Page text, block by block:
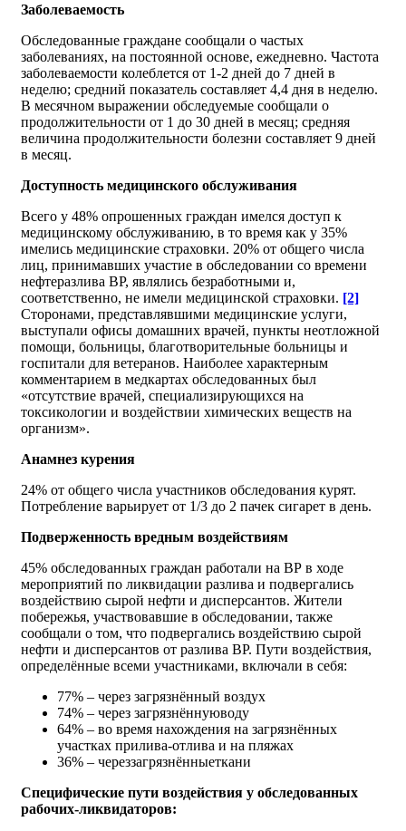
Заболеваемость
Обследованные граждане сообщали о частых
заболеваниях, на постоянной основе, ежедневно. Частота
заболеваемости колеблется от 1-2 дней до 7 дней в
неделю; средний показатель составляет 4,4 дня в неделю.
В месячном выражении обследуемые сообщали о
продолжительности от 1 до 30 дней в месяц; средняя
величина продолжительности болезни составляет 9 дней
в месяц.
Доступность медицинского обслуживания
Всего у 48% опрошенных граждан имелся доступ к
медицинскому обслуживанию, в то время как у 35%
имелись медицинские страховки. 20% от общего числа
лиц, принимавших участие в обследовании со времени
нефтеразлива ВР, являлись безработными и,
соответственно, не имели медицинской страховки. [2]
Сторонами, представлявшими медицинские услуги,
выступали офисы домашних врачей, пункты неотложной
помощи, больницы, благотворительные больницы и
госпитали для ветеранов. Наиболее характерным
комментарием в медкартах обследованных был
«отсутствие врачей, специализирующихся на
токсикологии и воздействии химических веществ на
организм».
Анамнез курения
24% от общего числа участников обследования курят.
Потребление варьирует от 1/3 до 2 пачек сигарет в день.
Подверженность вредным воздействиям
45% обследованных граждан работали на ВР в ходе
мероприятий по ликвидации разлива и подвергались
воздействию сырой нефти и дисперсантов. Жители
побережья, участвовавшие в обследовании, также
сообщали о том, что подвергались воздействию сырой
нефти и дисперсантов от разлива ВР. Пути воздействия,
определённые всеми участниками, включали в себя:
77% – через загрязнённый воздух
74% – через загрязнённуюводу
64% – во время нахождения на загрязнённых
участках прилива-отлива и на пляжах
36% – череззагрязнённыеткани
Специфические пути воздействия у обследованных
рабочих-ликвидаторов: